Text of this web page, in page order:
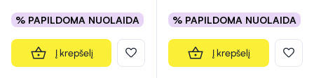
% PAPILDOMA NUOLAIDA
Į krepšelį
% PAPILDOMA NUOLAIDA
Į krepšelį